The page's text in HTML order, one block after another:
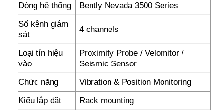
Dòng hệ thống
Bently Nevada 3500 Series
Số kênh giám
sát
4 channels
Loại tín hiệu
vào
Proximity Probe / Velomitor /
Seismic Sensor
Chức năng
Vibration & Position Monitoring
Kiểu lắp đặt
Rack mounting